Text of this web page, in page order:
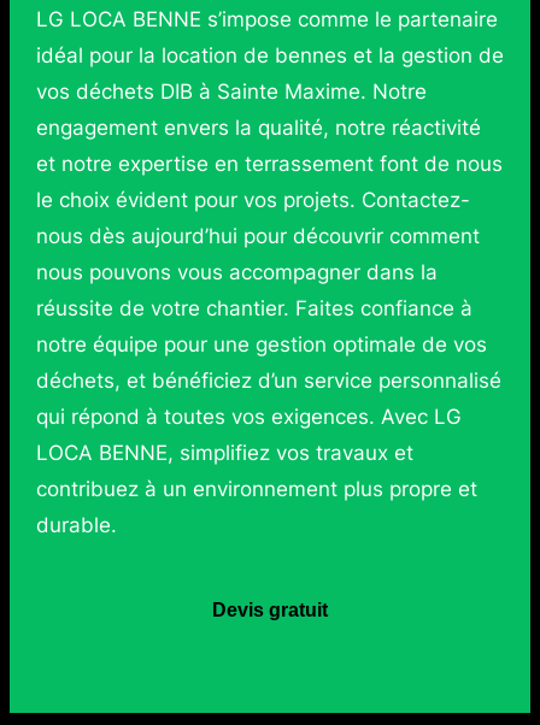
LG LOCA BENNE s’impose comme le partenaire
idéal pour la location de bennes et la gestion de
vos déchets DIB à Sainte Maxime. Notre
engagement envers la qualité, notre réactivité
et notre expertise en terrassement font de nous
le choix évident pour vos projets. Contactez-
nous dès aujourd’hui pour découvrir comment
nous pouvons vous accompagner dans la
réussite de votre chantier. Faites confiance à
notre équipe pour une gestion optimale de vos
déchets, et bénéficiez d’un service personnalisé
qui répond à toutes vos exigences. Avec LG
LOCA BENNE, simplifiez vos travaux et
contribuez à un environnement plus propre et
durable.
Devis gratuit